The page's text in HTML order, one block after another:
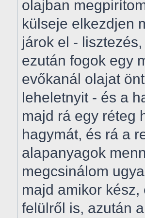
olajban
külseje elkezdjen
járok el -
ezután fogok egy
evőkanál olajat
leheletnyit - és a
majd rá egy réteg
hagymát, és rá a
alapanyagok
megcsinálom
majd amikor
felülről is, azután